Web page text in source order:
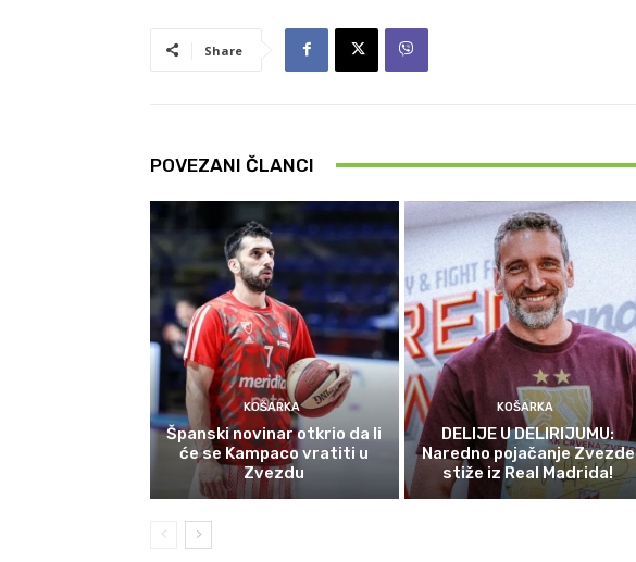
Share
POVEZANI ČLANCI
KOŠARKA
Španski novinar otkrio da li
će se Kampaco vratiti u
Zvezdu
KOŠARKA
DELIJE U DELIRIJUMU:
Naredno pojačanje Zvezde
stiže iz Real Madrida!